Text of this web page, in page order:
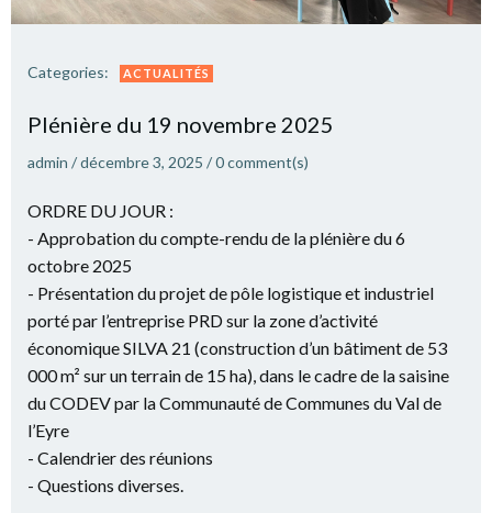
Categories: ACTUALITÉS
Plé­nière du 19 novembre 2025
admin /décembre 3, 2025 /0comment(s)
ORDRE DU JOUR :
- Approbation du compte-rendu de la plénière du 6
octobre 2025
- Présentation du projet de pôle logistique et industriel
porté par l’entreprise PRD sur la zone d’activité
économique SILVA 21 (construction d’un bâtiment de 53
000 m² sur un terrain de 15 ha), dans le cadre de la saisine
du CODEV par la Communauté de Communes du Val de
l’Eyre
- Calendrier des réunions
- Questions diverses.